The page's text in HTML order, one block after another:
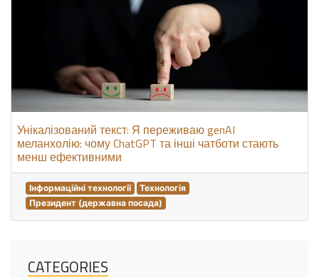
Унікалізований текст: Я переживаю genAI
меланхолію: чому ChatGPT та інші чатботи стають
менш ефективними
Інформаційні технології
Технологія
Президент (державна посада)
CATEGORIES